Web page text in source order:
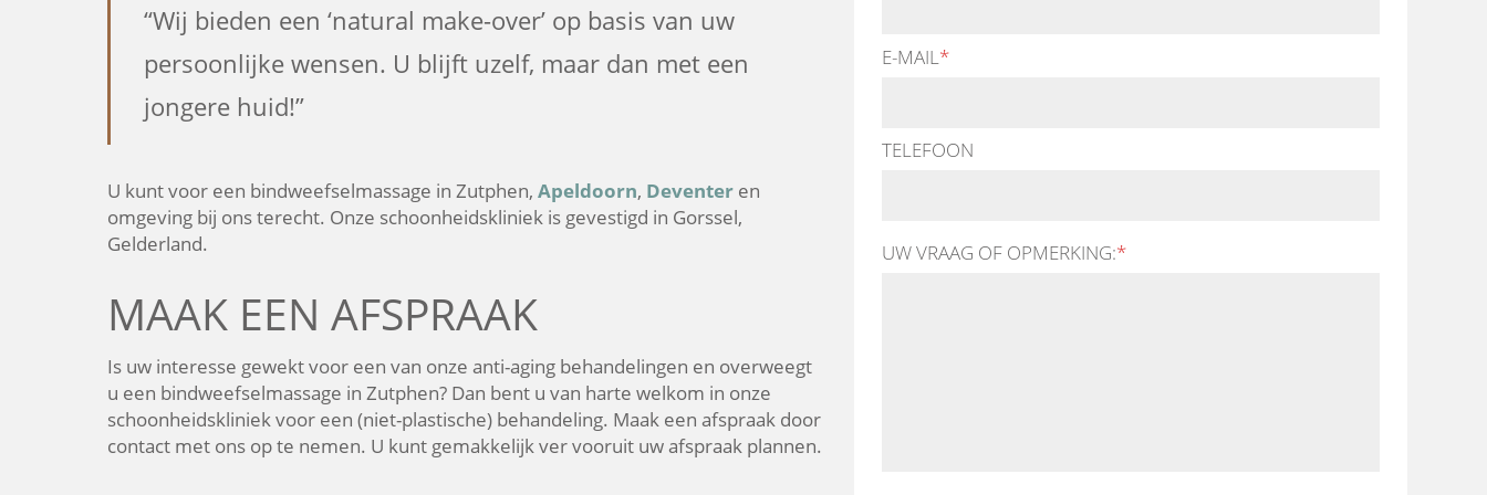
“Wij bieden een ‘natural make-over’ op basis van uw
persoonlijke wensen. U blijft uzelf, maar dan met een
jongere huid!”
U kunt voor een bindweefselmassage in Zutphen, Apeldoorn, Deventer en
omgeving bij ons terecht. Onze schoonheidskliniek is gevestigd in Gorssel,
Gelderland.
MAAK EEN AFSPRAAK
Is uw interesse gewekt voor een van onze anti-aging behandelingen en overweegt
u een bindweefselmassage in Zutphen? Dan bent u van harte welkom in onze
schoonheidskliniek voor een (niet-plastische) behandeling. Maak een afspraak door
contact met ons op te nemen. U kunt gemakkelijk ver vooruit uw afspraak plannen.
E-MAIL *
TELEFOON
UW VRAAG OF OPMERKING:*